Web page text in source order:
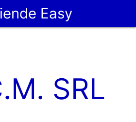
Easy
SRL